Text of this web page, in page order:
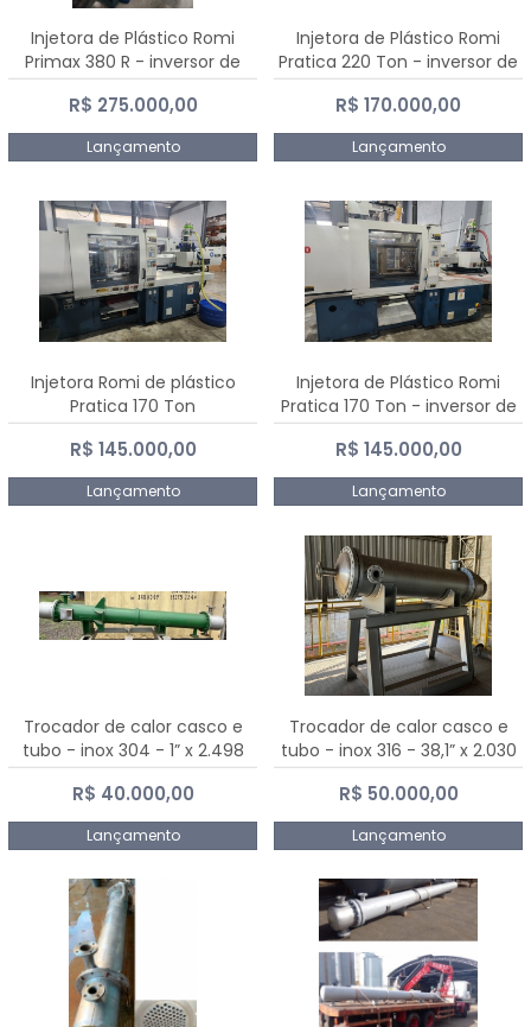
Injetora de Plástico Romi
Primax 380 R - inversor de
frequência NR 12
R$ 275.000,00
Lançamento
Injetora de Plástico Romi
Pratica 220 Ton - inversor de
frequência NR 12
R$ 170.000,00
Lançamento
Injetora Romi de plástico
Pratica 170 Ton
R$ 145.000,00
Lançamento
Injetora de Plástico Romi
Pratica 170 Ton - inversor de
frequência NR 12
R$ 145.000,00
Lançamento
Trocador de calor casco e
tubo - inox 304 - 1” x 2.498
mm
R$ 40.000,00
Lançamento
Trocador de calor casco e
tubo - inox 316 - 38,1” x 2.030
mm
R$ 50.000,00
Lançamento